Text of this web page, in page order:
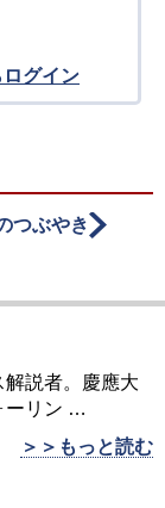
ログイン
つぶやき
説者。慶應大
ーリン …
＞＞もっと読む